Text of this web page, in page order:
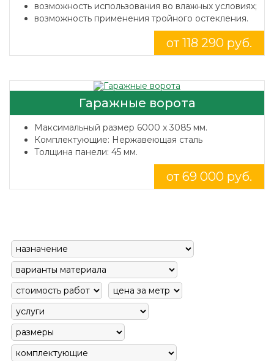
возможность использования во влажных условиях;
возможность применения тройного остекления.
от 118 290 руб.
Гаражные ворота
Максимальный размер 6000 x 3085 мм.
Комплектующие: Нержавеющая сталь
Толщина панели: 45 мм.
от 69 000 руб.